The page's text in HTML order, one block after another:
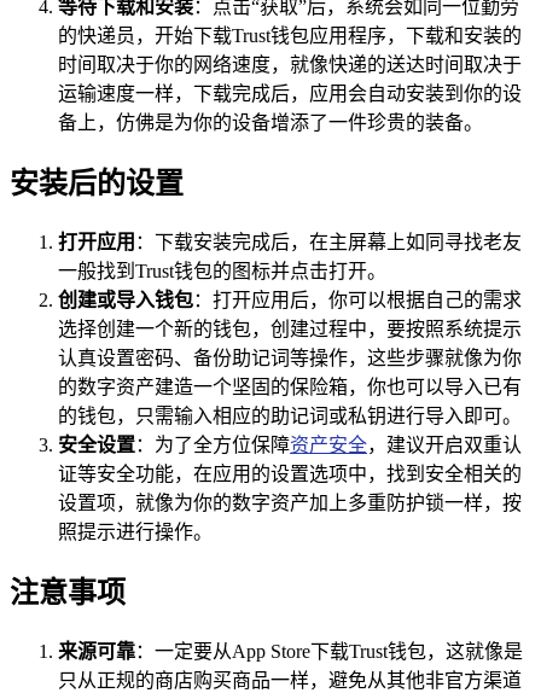
等待下载和安装：点击“获取”后，系统会如同一位勤劳
的快递员，开始下载Trust钱包应用程序，下载和安装的
时间取决于你的网络速度，就像快递的送达时间取决于
运输速度一样，下载完成后，应用会自动安装到你的设
备上，仿佛是为你的设备增添了一件珍贵的装备。
安装后的设置
打开应用 ：下载安装完成后，在主屏幕上如同寻找老友
一般找到Trust钱包的图标并点击打开。
创建或导入钱包：打开应用后，你可以根据自己的需求
选择创建一个新的钱包，创建过程中，要按照系统提示
认真设置密码、备份助记词等操作，这些步骤就像为你
的数字资产建造一个坚固的保险箱，你也可以导入已有
的钱包，只需输入相应的助记词或私钥进行导入即可。
安全设置：为了全方位保障资产安全，建议开启双重认
证等安全功能，在应用的设置选项中，找到安全相关的
设置项，就像为你的数字资产加上多重防护锁一样，按
照提示进行操作。
注意事项
来源可靠：一定要从App Store下载Trust钱包，这就像是
只从正规的商店购买商品一样，避免从其他非官方渠道